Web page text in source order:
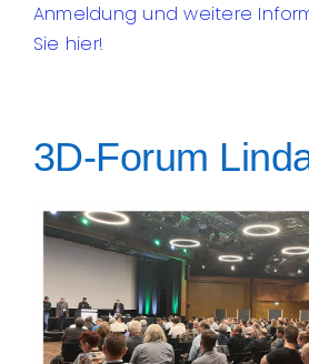
Anmeldung und weitere
Sie hier!
3D-Forum